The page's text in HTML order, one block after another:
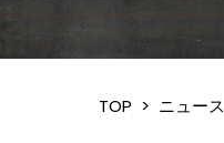
TOP > ニュース